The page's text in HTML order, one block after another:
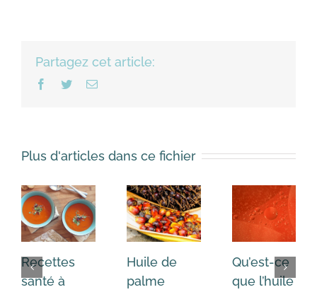
Partagez cet article:
Facebook
TwitterEmail
Plus d'articles dans ce fichier
Recettes
santé à
Huile de
palme
Qu’est-ce
que l’huile